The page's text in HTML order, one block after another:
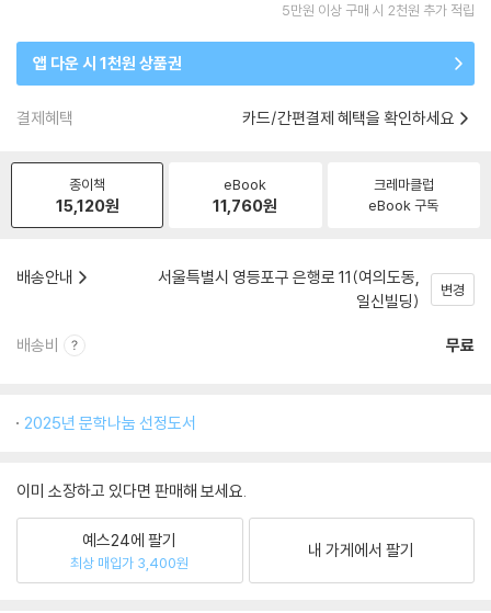
5만원 이상 구매 시 2천원 추가 적립
앱 다운 시 1천원 상품권
결제혜택 카드/간편결제 혜택을 확인하세요
종이책
15,120원
eBook
11,760원
크레마클럽
eBook 구독
배송안내
서울특별시 영등포구 은행로 11(여의도동,
일신빌딩)
변경
배송비 무료
2025년 문학나눔 선정도서
이미 소장하고 있다면 판매해 보세요.
예스24에 팔기
최상 매입가 3,400원
내 가게에서 팔기